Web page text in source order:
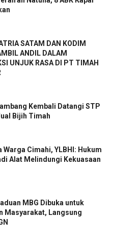
SATAM DAN KODIM
ANDIL DALAM
UNJUK RASA DI PT TIMAH
Kembali Datangi STP
Bijih Timah
Warga Cimahi, YLBHI: Hukum
Alat Melindungi Kekuasaan
MBG Dibuka untuk
Masyarakat, Langsung